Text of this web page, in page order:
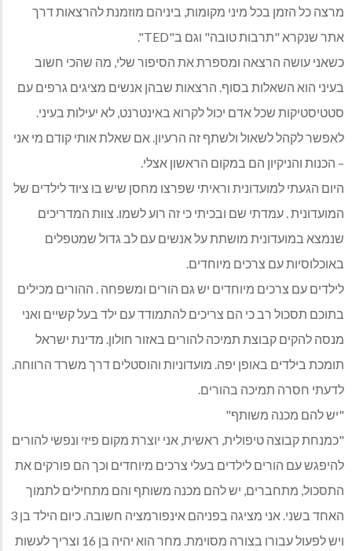
מרצה כל הזמן בכל מיני מקומות, ביניהם מוזמנת להרצאות דרך
אתר שנקרא "תרבות טובה" וגם ב"TED".
כשאני עושה הרצאה ומספרת את הסיפור שלי, מה שהכי חשוב
בעיני הוא השאלות בסוף. הרצאות שבהן אנשים מציגים גרפים עם
סטטיסטיקות שכל אדם יכול לקרוא באינטרנט, לא יעילות בעיני.
לאפשר לקהל לשאול ולשתף זה הרעיון. אם שאלת אותי קודם מי אני
– הכנות והניקיון הם במקום הראשון אצלי.
היום הגעתי למועדונית וראיתי שפרצו מחסן שיש בו ציוד לילדים של
המועדונית . עמדתי שם ובכיתי כי זה רוע לשמו. צוות המדריכים
שנמצא במועדונית מושתת על אנשים עם לב גדול שמטפלים
באוכלוסיות עם צרכים מיוחדים.
לילדים עם צרכים מיוחדים יש גם הורים ומשפחה . ההורים מכילים
בתוכם תסכול רב כי הם צריכים להתמודד עם ילד בעל קשיים ואני
מנסה להקים קבוצת תמיכה להורים באזור חולון. מדינת ישראל
תומכת בילדים באופן יפה. מועדוניות והוסטלים דרך משרד הרווחה.
לדעתי חסרה תמיכה בהורים.
"יש להם מכנה משותף"
"כמנחת קבוצה טיפולית, ראשית, אני יוצרת מקום פיזי ונפשי להורים
להיפגש עם הורים לילדים בעלי צרכים מיוחדים וכך הם פורקים את
התסכול, מתחברים, יש להם מכנה משותף והם מתחילים לתמוך
האחד בשני. אני מציגה בפניהם אינפורמציה חשובה. כיום הילד בן 3
ויש לפעול עבורו בצורה מסוימת. מחר הוא יהיה בן 16 וצריך לעשות